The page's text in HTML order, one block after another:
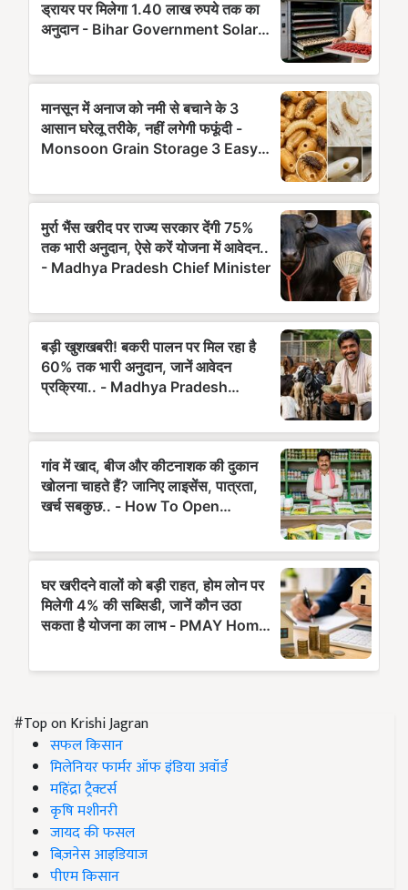
#Top on Krishi Jagran
सफल किसान
मिलेनियर फार्मर ऑफ इंडिया अवॉर्ड
महिंद्रा ट्रैक्टर्स
कृषि मशीनरी
जायद की फसल
बिज़नेस आइडियाज
पीएम किसान